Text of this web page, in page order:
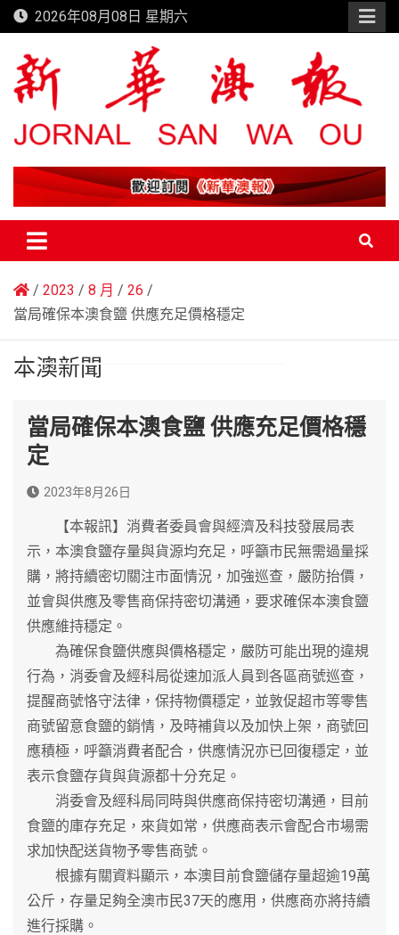
Skip
to
content
2026年08月08日 星期六
新華澳報
2023 8 月
26
當局確保本澳食鹽 供應充足價格穩定
本澳新聞
當局確保本澳食鹽 供應充足價格穩
定
2023年8月26日
【本報訊】消費者委員會與經濟及科技發展局表
示，本澳食鹽存量與貨源均充足，呼籲市民無需過量採
購，將持續密切關注市面情況，加強巡查，嚴防抬價，
並會與供應及零售商保持密切溝通，要求確保本澳食鹽
供應維持穩定。
為確保食鹽供應與價格穩定，嚴防可能出現的違規
行為，消委會及經科局從速加派人員到各區商號巡查，
提醒商號恪守法律，保持物價穩定，並敦促超市等零售
商號留意食鹽的銷情，及時補貨以及加快上架，商號回
應積極，呼籲消費者配合，供應情況亦已回復穩定，並
表示食鹽存貨與貨源都十分充足。
消委會及經科局同時與供應商保持密切溝通，目前
食鹽的庫存充足，來貨如常，供應商表示會配合市場需
求加快配送貨物予零售商號。
根據有關資料顯示，本澳目前食鹽儲存量超逾19萬
公斤，存量足夠全澳市民37天的應用，供應商亦將持續
進行採購。